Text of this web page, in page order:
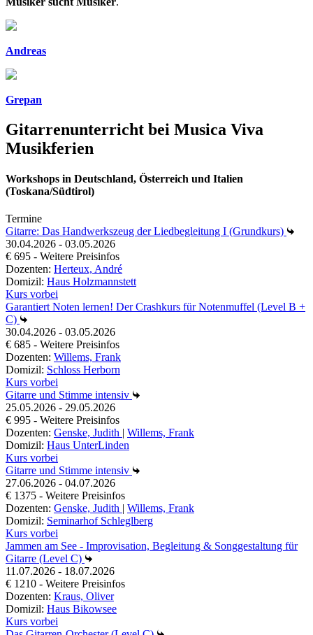
Andreas
Grepan
Gitarrenunterricht bei Musica Viva
Musikferien
Workshops in Deutschland, Österreich und Italien
(Toskana/Südtirol)
Termine
Gitarre: Das Handwerkszeug der Liedbegleitung I (Grundkurs)
30.04.2026 - 03.05.2026
€ 695 - Weitere Preisinfos
Dozenten: Herteux, André
Domizil: Haus Holzmannstett
Kurs vorbei
Garantiert Noten lernen! Der Crashkurs für Notenmuffel (Level B +
C)
30.04.2026 - 03.05.2026
€ 685 - Weitere Preisinfos
Dozenten: Willems, Frank
Domizil: Schloss Herborn
Kurs vorbei
Gitarre und Stimme intensiv
25.05.2026 - 29.05.2026
€ 995 - Weitere Preisinfos
Dozenten: Genske, Judith | Willems, Frank
Domizil: Haus UnterLinden
Kurs vorbei
Gitarre und Stimme intensiv
27.06.2026 - 04.07.2026
€ 1375 - Weitere Preisinfos
Dozenten: Genske, Judith | Willems, Frank
Domizil: Seminarhof Schleglberg
Kurs vorbei
Jammen am See - Improvisation, Begleitung & Songgestaltung für
Gitarre (Level C)
11.07.2026 - 18.07.2026
€ 1210 - Weitere Preisinfos
Dozenten: Kraus, Oliver
Domizil: Haus Bikowsee
Kurs vorbei